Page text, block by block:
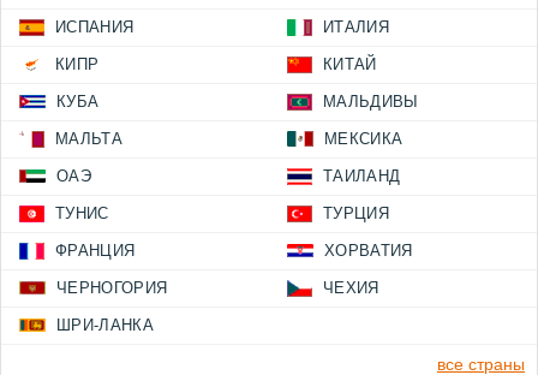
ИСПАНИЯ ИТАЛИЯ
КИПР КИТАЙ
КУБА МАЛЬДИВЫ
МАЛЬТА МЕКСИКА
ОАЭ ТАИЛАНД
ТУНИС ТУРЦИЯ
ФРАНЦИЯ ХОРВАТИЯ
ЧЕРНОГОРИЯ ЧЕХИЯ
ШРИ-ЛАНКА
все страны